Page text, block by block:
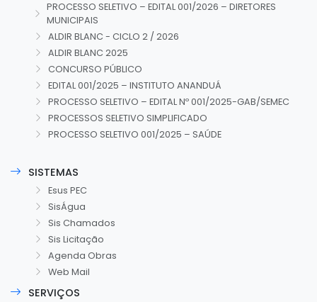
PROCESSO SELETIVO – EDITAL 001/2026 – DIRETORES
MUNICIPAIS
ALDIR BLANC - CICLO 2 / 2026
ALDIR BLANC 2025
CONCURSO PÚBLICO
EDITAL 001/2025 – INSTITUTO ANANDUÁ
PROCESSO SELETIVO – EDITAL Nº 001/2025-GAB/SEMEC
PROCESSOS SELETIVO SIMPLIFICADO
PROCESSO SELETIVO 001/2025 – SAÚDE
SISTEMAS
Esus PEC
SisÁgua
Sis Chamados
Sis Licitação
Agenda Obras
Web Mail
SERVIÇOS